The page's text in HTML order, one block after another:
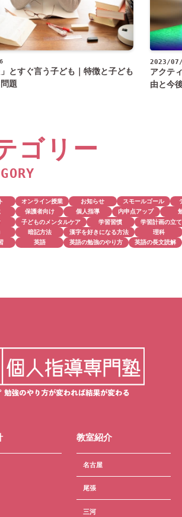
」とすぐ言う子ども｜特徴と子ども
題
2023/
アクテ
由と今
ゴリー
オンライン授業 お知らせ スモールゴール
保護者向け 個人指導 内申点アップ
子どものメンタルケア 学習習慣 学習計画の立
暗記方法 漢字を好きになる方法 理科
英語 英語の勉強のやり方 英語の長文読解
教室紹介
名古屋
尾張
三河